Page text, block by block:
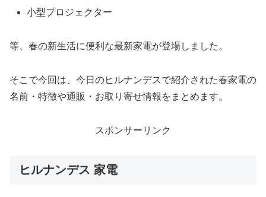
小型プロジェクター
等、春の新生活に便利な最新家電が登場しました。
そこで今回は、今日のヒルナンデスで紹介された春家電の
名前・特徴や通販・お取り寄せ情報をまとめます。
スポンサーリンク
ヒルナンデス 家電